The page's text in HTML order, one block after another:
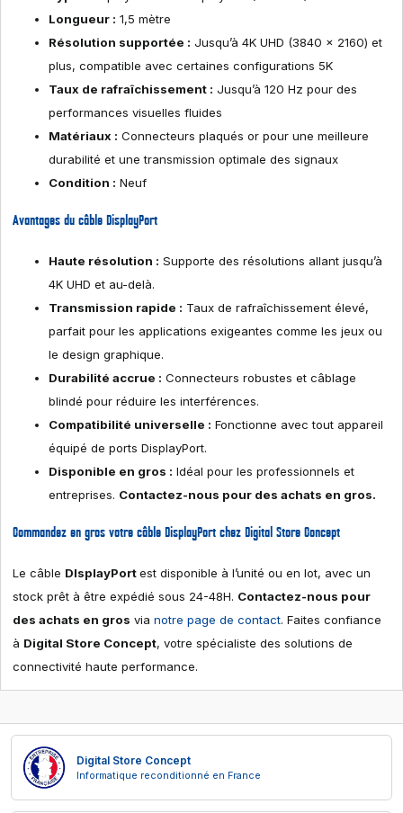
Longueur : 1,5 mètre
Résolution supportée : Jusqu’à 4K UHD (3840 x 2160) et
plus, compatible avec certaines configurations 5K
Taux de rafraîchissement : Jusqu’à 120 Hz pour des
performances visuelles fluides
Matériaux : Connecteurs plaqués or pour une meilleure
durabilité et une transmission optimale des signaux
Condition : Neuf
Avantages du câble DisplayPort
Haute résolution : Supporte des résolutions allant jusqu’à
4K UHD et au-delà.
Transmission rapide : Taux de rafraîchissement élevé,
parfait pour les applications exigeantes comme les jeux ou
le design graphique.
Durabilité accrue : Connecteurs robustes et câblage
blindé pour réduire les interférences.
Compatibilité universelle : Fonctionne avec tout appareil
équipé de ports DisplayPort.
Disponible en gros : Idéal pour les professionnels et
entreprises. Contactez-nous pour des achats en gros.
Commandez en gros votre câble DisplayPort chez Digital Store Concept
Le câble DIsplayPortest disponible à l’unité ou en lot, avec un
stock prêt à être expédié sous 24-48H. Contactez-nous pour
des achats en gros vianotre page de contact. Faites confiance
à Digital Store Concept, votre spécialiste des solutions de
connectivité haute performance.
Digital Store Concept
Informatique reconditionné en France